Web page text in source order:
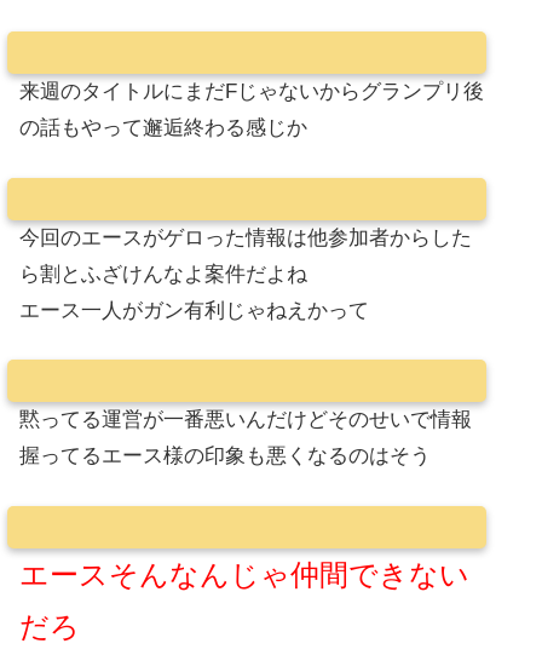
来週のタイトルにまだFじゃないからグランプリ後
の話もやって邂逅終わる感じか
今回のエースがゲロった情報は他参加者からした
ら割とふざけんなよ案件だよね
エース一人がガン有利じゃねえかって
黙ってる運営が一番悪いんだけどそのせいで情報
握ってるエース様の印象も悪くなるのはそう
エースそんなんじゃ仲間できない
だろ